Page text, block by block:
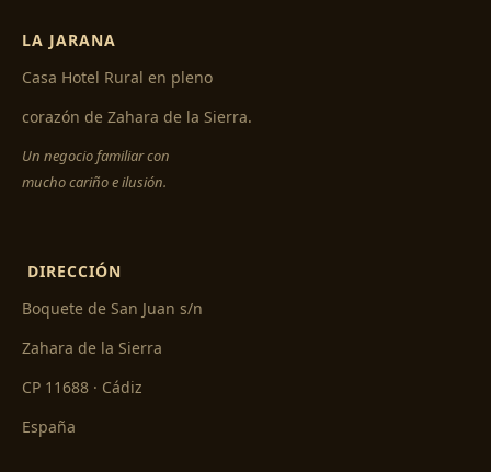
LA JARANA
Casa Hotel Rural en pleno
corazón de Zahara de la Sierra.
Un negocio familiar con
mucho cariño e ilusión.
DIRECCIÓN
Boquete de San Juan s/n
Zahara de la Sierra
CP 11688 · Cádiz
España